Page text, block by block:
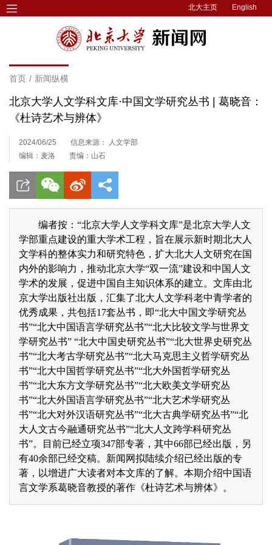
北大主页 English
首页 / 新闻纵横
北京大学人文学科文库·中国文学研究丛书 | 葛晓音：
《杜诗艺术与辨体》
2024/06/25
信息来源： 人文学部
编辑：麦洛
责编：山石
编者按：“北京大学人文学科文库”是北京大学人文
学部重点建设的重大学术工程，旨在展示新时期北大人
文学科的整体实力和研究特色，扩大北大人文研究在国
内外的影响力，推动北京大学“双一流”建设和中国人文
学术的发展，促进中国自主知识体系的建立。文库由北
京大学出版社出版，汇集了北大人文学科老中青学者的
优秀成果，共包括17套丛书，即“北大中国文学研究丛
书”“北大中国语言学研究丛书”“北大比较文学与世界文
学研究丛书” “北大中国史研究丛书”“北大世界史研究丛
书”“北大考古学研究丛书”“北大马克思主义哲学研究丛
书”“北大中国哲学研究丛书”“北大外国哲学研究丛
书”“北大东方文学研究丛书”“北大欧美文学研究丛
书”“北大外国语言学研究丛书”“北大艺术学研究丛
书”“北大对外汉语研究丛书”“北大古典学研究丛书”“北
大人文古今融通研究丛书”“北大人文跨学科研究丛
书”。目前已经立项347部专著，其中66部已经出版，另
有40余部已经交稿。新闻网拟陆续介绍已经出版的专
著，以增进广大读者对本文库的了解。本期介绍中国语
言文学系葛晓音教授的著作《杜诗艺术与辨体》。